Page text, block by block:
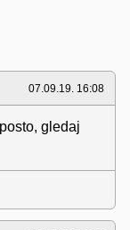
07.09.19. 16:08
gledaj